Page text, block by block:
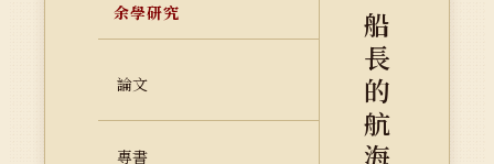
余學研究
論文
專書
船
長
的
航
海